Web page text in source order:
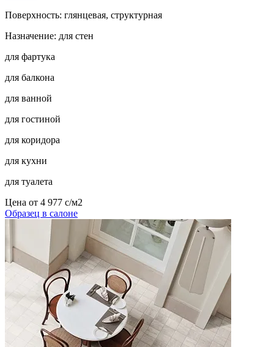
Поверхность: глянцевая, структурная
Назначение: для стен
для фартука
для балкона
для ванной
для гостиной
для коридора
для кухни
для туалета
Цена от 4 977 c/м2
Образец в салоне